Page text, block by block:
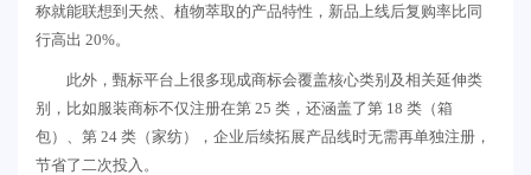
称就能联想到天然、植物萃取的产品特性，新品上线后复购率比同
行高出 20%。
此外，甄标平台上很多现成商标会覆盖核心类别及相关延伸类
别，比如服装商标不仅注册在第 25 类，还涵盖了第 18 类（箱
包）、第 24 类（家纺），企业后续拓展产品线时无需再单独注册，
节省了二次投入。